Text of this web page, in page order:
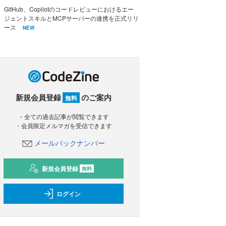
GitHub、Copilotのコードレビューにおけるエー
ジェントスキルとMCPサーバーの連携を正式リリ
ース
NEW
新規会員登録 無料 のご案内
・全ての過去記事が閲覧できます
・会員限定メルマガを受信できます
メールバックナンバー
新規会員登録 無料
ログイン